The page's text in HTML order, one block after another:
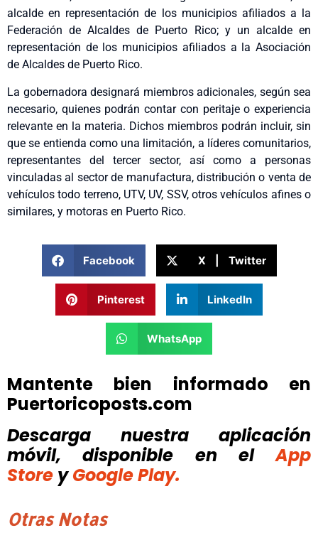
alcalde en representación de los municipios afiliados a la
Federación de Alcaldes de Puerto Rico; y un alcalde en
representación de los municipios afiliados a la Asociación
de Alcaldes de Puerto Rico.
La gobernadora designará miembros adicionales, según sea
necesario, quienes podrán contar con peritaje o experiencia
relevante en la materia. Dichos miembros podrán incluir, sin
que se entienda como una limitación, a líderes comunitarios,
representantes del tercer sector, así como a personas
vinculadas al sector de manufactura, distribución o venta de
vehículos todo terreno, UTV, UV, SSV, otros vehículos afines o
similares, y motoras en Puerto Rico.
Facebook X | Twitter
Pinterest LinkedIn
WhatsApp
Mantente bien informado en
Puertoricoposts.com
Descarga nuestra aplicación
móvil, disponible
en el
App
Store y Google Play.
Otras Notas